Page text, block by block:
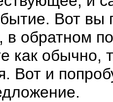
Вот вы
обратном
как обычно,
Вот и